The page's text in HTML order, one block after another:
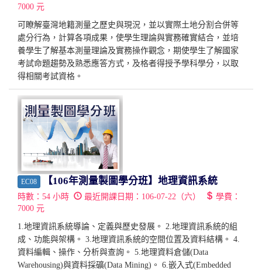
7000 元
可瞭解臺灣地籍測量之歷史與現況，並以實際土地分割合併等
處分行為，計算各項成果，使學生理論與實務確實結合，並培
養學生了解基本測量理論及實務操作觀念，期使學生了解國家
考試命題趨勢及熟悉應答方式，及格者得授予學科學分，以取
得相關考試資格。
EC08 【106年測量製圖學分班】地理資訊系統
時數： 54 小時 最近開課日期： 106-07-22（六）
學費：
7000 元
1.地理資訊系統導論、定義與歷史發展。 2.地理資訊系統的組
成、功能與架構。 3.地理資訊系統的空間位置及資料結構。 4.
資料編輯、操作、分析與查詢。 5.地理資料倉儲(Data
Warehousing)與資料採礦(Data Mining)。 6.嵌入式(Embedded